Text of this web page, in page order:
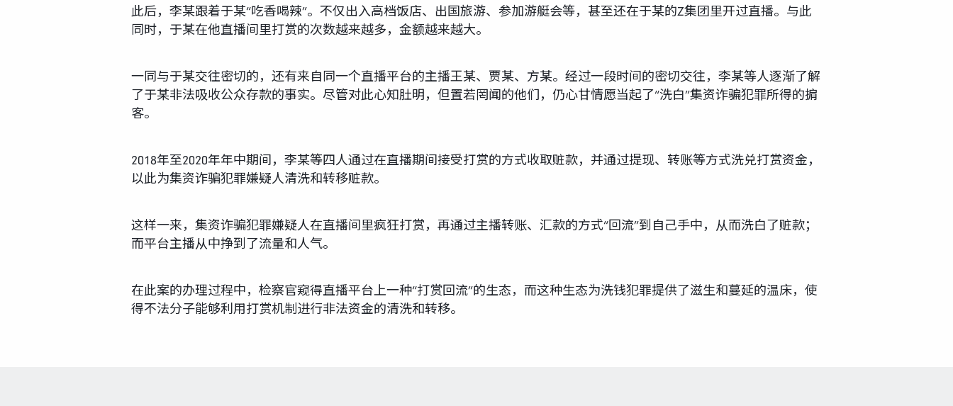
此后，李某跟着于某“吃香喝辣”。不仅出入高档饭店、出国旅游、参加游艇会等，甚至还在于某的Z集团里开过直播。与此
同时，于某在他直播间里打赏的次数越来越多，金额越来越大。
一同与于某交往密切的，还有来自同一个直播平台的主播王某、贾某、方某。经过一段时间的密切交往，李某等人逐渐了解
了于某非法吸收公众存款的事实。尽管对此心知肚明，但置若罔闻的他们，仍心甘情愿当起了“洗白”集资诈骗犯罪所得的掮
客。
2018年至2020年年中期间，李某等四人通过在直播期间接受打赏的方式收取赃款，并通过提现、转账等方式洗兑打赏资金，
以此为集资诈骗犯罪嫌疑人清洗和转移赃款。
这样一来，集资诈骗犯罪嫌疑人在直播间里疯狂打赏，再通过主播转账、汇款的方式“回流”到自己手中，从而洗白了赃款；
而平台主播从中挣到了流量和人气。
在此案的办理过程中，检察官窥得直播平台上一种“打赏回流”的生态，而这种生态为洗钱犯罪提供了滋生和蔓延的温床，使
得不法分子能够利用打赏机制进行非法资金的清洗和转移。